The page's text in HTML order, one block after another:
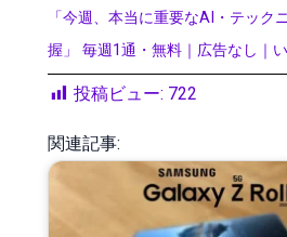
「今週、本当に重要なAI・テック
握」 毎週1通・無料｜広告なし｜
投稿ビュー: 722
関連記事: